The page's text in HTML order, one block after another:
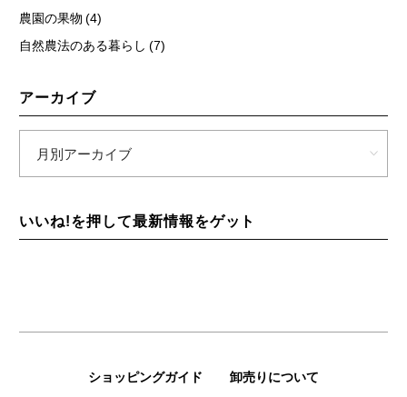
農園の果物 (4)
自然農法のある暮らし (7)
アーカイブ
いいね!を押して最新情報をゲット
ショッピングガイド 卸売りについて